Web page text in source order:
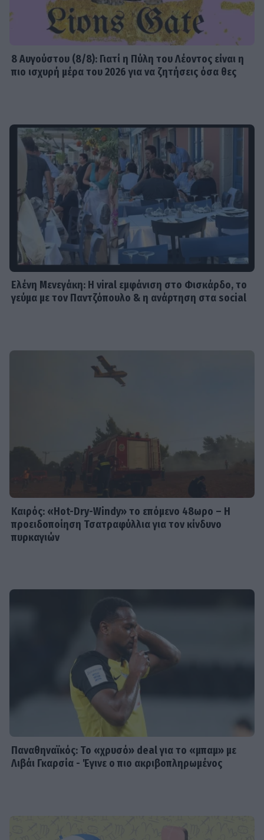
8 Aυγούστου (8/8): Γιατί η Πύλη του Λέοντος είναι η
πιο ισχυρή μέρα του 2026 για να ζητήσεις όσα θες
Ελένη Μενεγάκη: Η viral εμφάνιση στο Φισκάρδο, το
γεύμα με τον Παντζόπουλο & η ανάρτηση στα social
Καιρός: «Hot-Dry-Windy» το επόμενο 48ωρο – Η
προειδοποίηση Τσατραφύλλια για τον κίνδυνο
πυρκαγιών
Παναθηναϊκός: Το «χρυσό» deal για το «μπαμ» με
Λιβάι Γκαρσία - Έγινε ο πιο ακριβοπληρωμένος